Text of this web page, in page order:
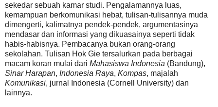
sekedar sebuah kamar studi. Pengalamannya luas,
kemampuan berkomunikasi hebat, tulisan-tulisannya muda
dimengerti, kalimatnya pendek-pendek, argumentasinya
mendasar dan informasi yang dikuasainya seperti tidak
habis-habisnya. Pembacanya bukan orang-orang
sekolahan. Tulisan Hok Gie tersalurkan pada berbagai
macam koran mulai dari Mahasiswa Indonesia (Bandung),
Sinar Harapan, Indonesia Raya, Kompas, majalah
Komunikasi, jurnal Indonesia (Cornell University) dan
lainnya.